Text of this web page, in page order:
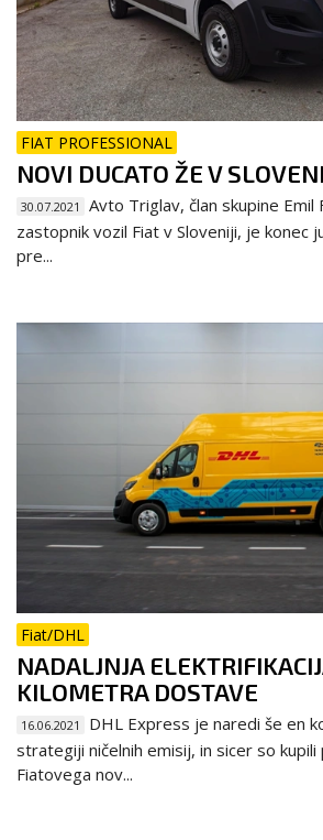
FIAT PROFESSIONAL
NOVI DUCATO ŽE V
30.07.2021
Avto Triglav, član skupine Emil
zastopnik vozil Fiat v Sloveniji, je konec
pre...
Fiat/DHL
NADALJNJA
KILOMETRA DOSTAVE
16.06.2021
DHL Express je naredi še en
strategiji ničelnih emisij, in sicer so
Fiatovega nov...